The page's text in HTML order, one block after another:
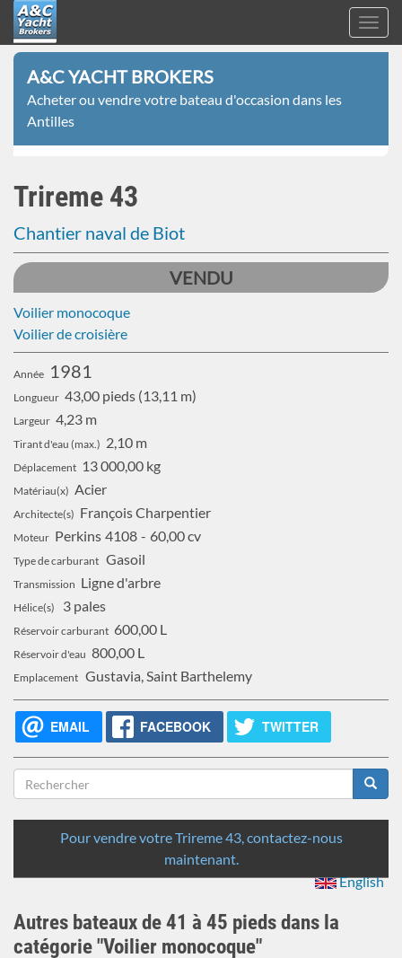
Aller
contenu
principal
A&C
Yacht
Brokers
A&C YACHT BROKERS
Acheter ou vendre votre bateau d'occasion dans les
Antilles
Trireme 43
Chantier naval de Biot
VENDU
Voilier monocoque
Voilier de croisière
Année 1981
Longueur 43,00 pieds (13,11 m)
Largeur 4,23 m
Tirant d'eau (max.) 2,10 m
Déplacement 13 000,00 kg
Matériau(x) Acier
Architecte(s) François Charpentier
Moteur Perkins 4108 60,00 cv
Type de carburant Gasoil
Transmission Ligne d'arbre
Hélice(s) 3 pales
Réservoir carburant 600,00 L
Réservoir d'eau 800,00 L
Emplacement Gustavia, Saint Barthelemy
EMAIL FACEBOOK TWITTER
Formulaire
de
recherchePour vendre votre Trireme 43, contactez-nous
maintenant.
English
Autres bateaux de 41 à 45 pieds dans la
catégorie "Voilier monocoque"